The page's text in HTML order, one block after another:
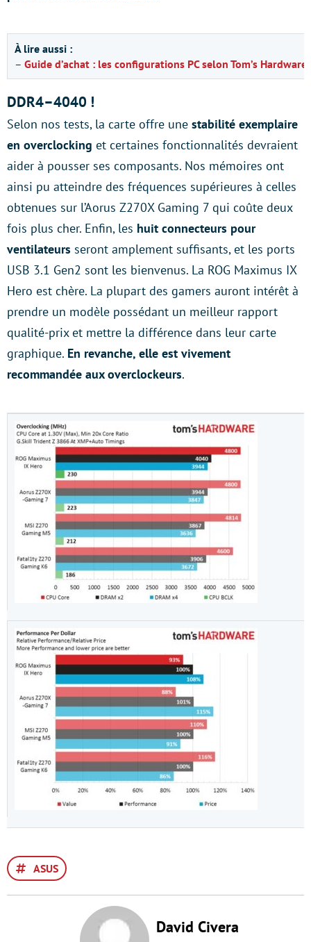
À lire aussi :
– Guide d’achat : les configurations PC selon Tom’s Hardware
DDR4–4040 !
Selon nos tests, la carte offre une stabilité exemplaire
en overclocking et certaines fonctionnalités devraient
aider à pousser ses composants. Nos mémoires ont
ainsi pu atteindre des fréquences supérieures à celles
obtenues sur l’Aorus Z270X Gaming 7 qui coûte deux
fois plus cher. Enfin, les huit connecteurs pour
ventilateurs seront amplement suffisants, et les ports
USB 3.1 Gen2 sont les bienvenus. La ROG Maximus IX
Hero est chère. La plupart des gamers auront intérêt à
prendre un modèle possédant un meilleur rapport
qualité-prix et mettre la différence dans leur carte
graphique. En revanche, elle est vivement
recommandée aux overclockeurs.
ASUS
David Civera